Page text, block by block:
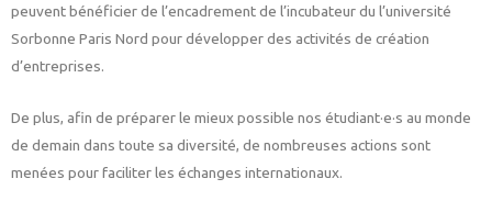
peuvent bénéficier de l’encadrement de l’incubateur du l’université
Sorbonne Paris Nord pour développer des activités de création
d’entreprises.
De plus, afin de préparer le mieux possible nos étudiant·e·s au monde
de demain dans toute sa diversité, de nombreuses actions sont
menées pour faciliter les échanges internationaux.